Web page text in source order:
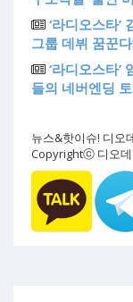
‘라디오스타
그룹 데뷔 꿈꾼
‘라디오스타’
들의 네버엔딩
뉴스&핫이슈! 디오
Copyrightⓒ 디오데